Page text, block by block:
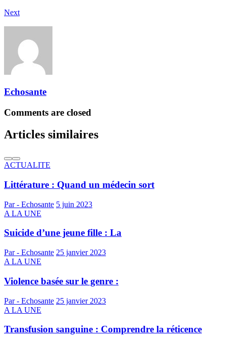
Next
Echosante
Comments are closed
Articles similaires
ACTUALITE
Littérature : Quand un médecin sort
Par - Echosante 5 juin 2023
A LA UNE
Suicide d’une jeune fille : La
Par - Echosante 25 janvier 2023
A LA UNE
Violence basée sur le genre :
Par - Echosante 25 janvier 2023
A LA UNE
Transfusion sanguine : Comprendre la réticence